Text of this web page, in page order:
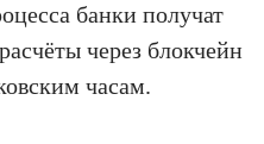
банки получат
через блокчейн
часам.